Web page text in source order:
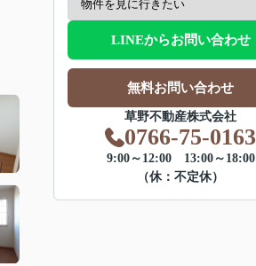
LINEからお問い合わせ
無料お問い合わせ
草野不動産株式会社
0766-75-0163
9:00～12:00 13:00～18:00
（休：不定休）